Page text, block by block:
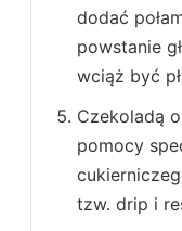
dodać
powstanie
wciąż być
Czekoladą
pomocy
tzw. drip i